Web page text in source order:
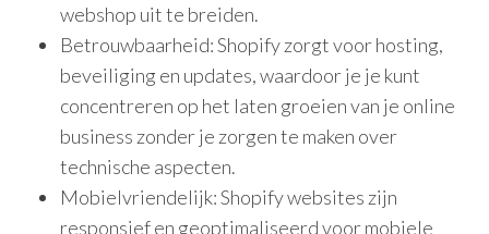
webshop uit te breiden.
Betrouwbaarheid: Shopify zorgt voor hosting,
beveiliging en updates, waardoor je je kunt
concentreren op het laten groeien van je online
business zonder je zorgen te maken over
technische aspecten.
Mobielvriendelijk: Shopify websites zijn
responsief en geoptimaliseerd voor mobiele